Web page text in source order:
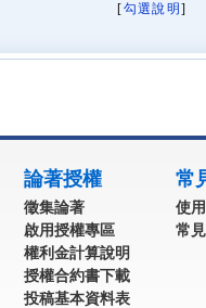
[勾選說明 ]
論著授權
徵集論著
啟用授權專區
權利金計算說明
授權合約書下載
投稿基本資料表
常
使
常